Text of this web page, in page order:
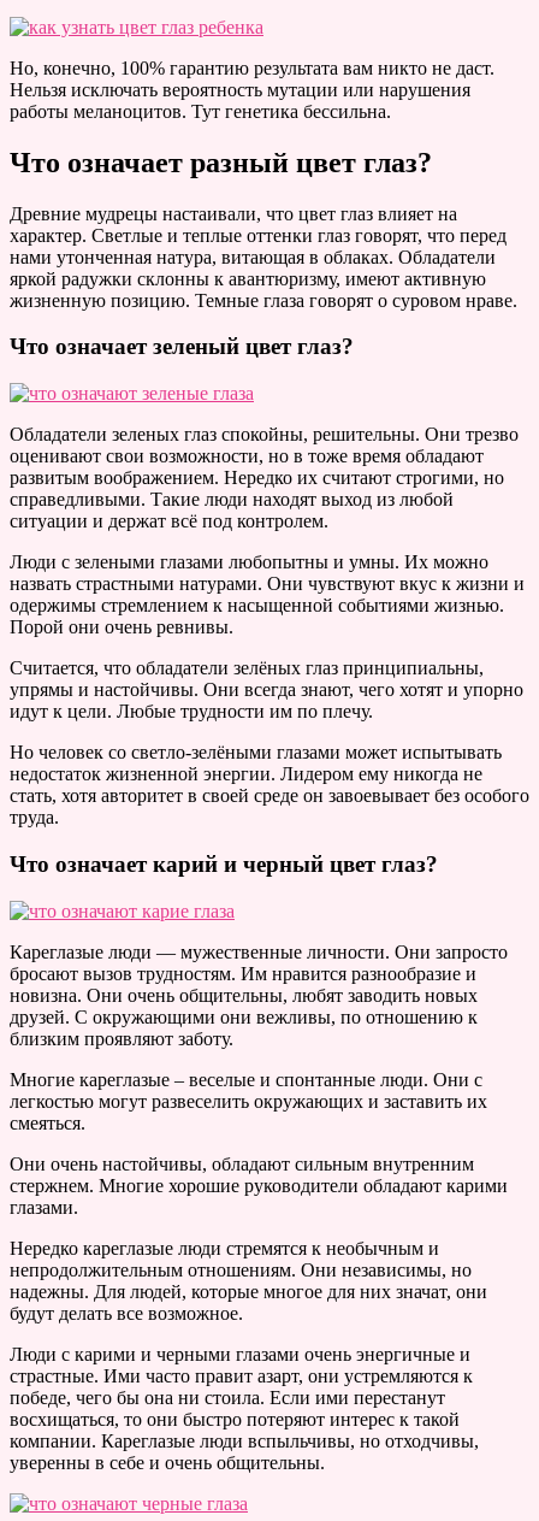
Но, конечно, 100% гарантию результата вам никто не даст.
Нельзя исключать вероятность мутации или нарушения
работы меланоцитов. Тут генетика бессильна.
Что означает разный цвет глаз?
Древние мудрецы настаивали, что цвет глаз влияет на
характер. Светлые и теплые оттенки глаз говорят, что перед
нами утонченная натура, витающая в облаках. Обладатели
яркой радужки склонны к авантюризму, имеют активную
жизненную позицию. Темные глаза говорят о суровом нраве.
Что означает зеленый цвет глаз?
Обладатели зеленых глаз спокойны, решительны. Они трезво
оценивают свои возможности, но в тоже время обладают
развитым воображением. Нередко их считают строгими, но
справедливыми. Такие люди находят выход из любой
ситуации и держат всё под контролем.
Люди с зелеными глазами любопытны и умны. Их можно
назвать страстными натурами. Они чувствуют вкус к жизни и
одержимы стремлением к насыщенной событиями жизнью.
Порой они очень ревнивы.
Считается, что обладатели зелёных глаз принципиальны,
упрямы и настойчивы. Они всегда знают, чего хотят и упорно
идут к цели. Любые трудности им по плечу.
Но человек со светло-зелёными глазами может испытывать
недостаток жизненной энергии. Лидером ему никогда не
стать, хотя авторитет в своей среде он завоевывает без особого
труда.
Что означает карий и черный цвет глаз?
Кареглазые люди — мужественные личности. Они запросто
бросают вызов трудностям. Им нравится разнообразие и
новизна. Они очень общительны, любят заводить новых
друзей. С окружающими они вежливы, по отношению к
близким проявляют заботу.
Многие кареглазые – веселые и спонтанные люди. Они с
легкостью могут развеселить окружающих и заставить их
смеяться.
Они очень настойчивы, обладают сильным внутренним
стержнем. Многие хорошие руководители обладают карими
глазами.
Нередко кареглазые люди стремятся к необычным и
непродолжительным отношениям. Они независимы, но
надежны. Для людей, которые многое для них значат, они
будут делать все возможное.
Люди с карими и черными глазами очень энергичные и
страстные. Ими часто правит азарт, они устремляются к
победе, чего бы она ни стоила. Если ими перестанут
восхищаться, то они быстро потеряют интерес к такой
компании. Кареглазые люди вспыльчивы, но отходчивы,
уверенны в себе и очень общительны.